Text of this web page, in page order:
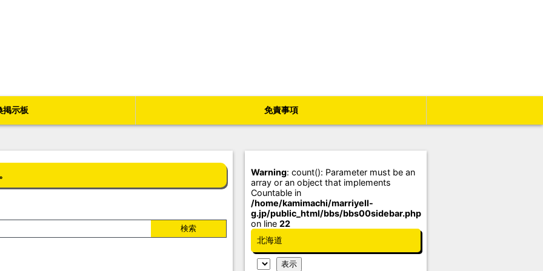
掲示板 免責事項
Warning: count(): Parameter must be an
array or an object that implements
Countable in
/home/kamimachi/marriyell-
g.jp/public_html/bbs/bbs00sidebar.php
on line 22
北海道